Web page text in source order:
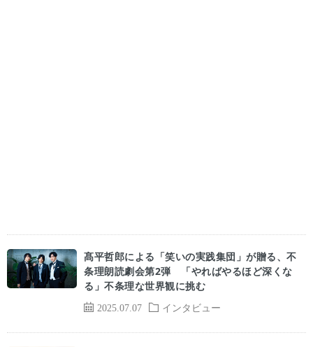
2025.07.07 インタビュー
髙平哲郎による「笑いの実践集団」が贈る、不
条理朗読劇会第2弾 「やればやるほど深くな
る」不条理な世界観に挑む